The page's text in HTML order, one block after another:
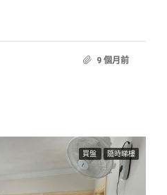
9 個月前
買盤 隨時睇樓